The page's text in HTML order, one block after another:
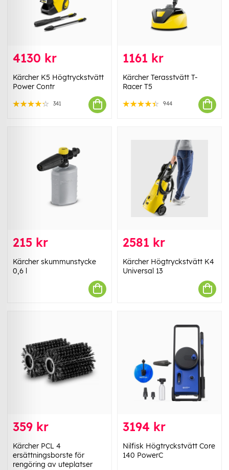
4130 kr
Kärcher K5 Högtryckstvätt
Power Contr
341
1161 kr
Kärcher Terasstvätt T-
Racer T5
944
215 kr
Kärcher skummunstycke
0,6 l
2581 kr
Kärcher Högtryckstvätt K4
Universal 13
359 kr
Kärcher PCL 4
ersättningsborste för
rengöring av uteplatser
3194 kr
Nilfisk Högtryckstvätt Core
140 PowerC